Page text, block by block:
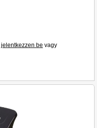
jelentkezzen be vagy